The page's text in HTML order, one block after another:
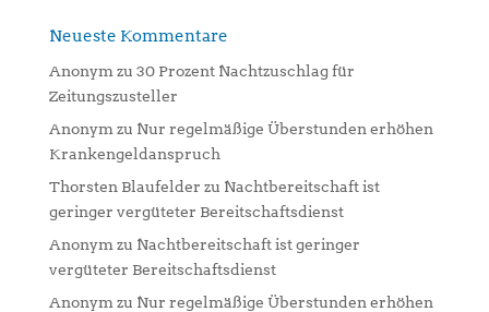
Neueste Kommentare
Anonym zu 30 Prozent Nachtzuschlag für
Zeitungszusteller
Anonym zu Nur regelmäßige Überstunden erhöhen
Krankengeldanspruch
Thorsten Blaufelder zu Nachtbereitschaft ist
geringer vergüteter Bereitschaftsdienst
Anonym zu Nachtbereitschaft ist geringer
vergüteter Bereitschaftsdienst
Anonym zu Nur regelmäßige Überstunden erhöhen